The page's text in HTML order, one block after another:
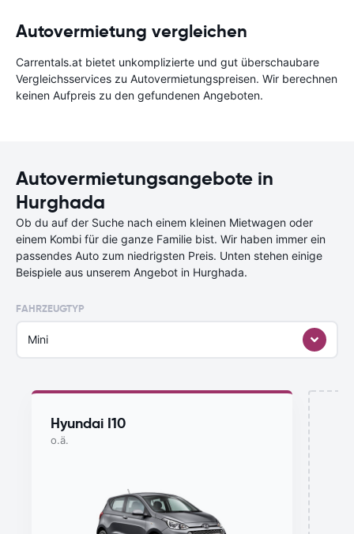
Autovermietung vergleichen
Carrentals.at bietet unkomplizierte und gut überschaubare
Vergleichsservices zu Autovermietungspreisen. Wir berechnen
keinen Aufpreis zu den gefundenen Angeboten.
Autovermietungsangebote in
Hurghada
Ob du auf der Suche nach einem kleinen Mietwagen oder
einem Kombi für die ganze Familie bist. Wir haben immer ein
passendes Auto zum niedrigsten Preis. Unten stehen einige
Beispiele aus unserem Angebot in Hurghada.
FAHRZEUGTYP
Mini
Hyundai I10
o.ä.